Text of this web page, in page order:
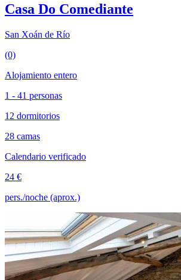
Casa Do Comediante
San Xoán de Río
(0)
Alojamiento entero
1 - 41 personas
12 dormitorios
28 camas
Calendario verificado
24 €
pers./noche (aprox.)